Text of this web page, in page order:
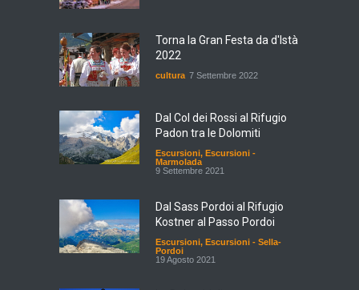
Torna la Gran Festa da d'Istà
2022
cultura 7 Settembre 2022
Dal Col dei Rossi al Rifugio
Padon tra le Dolomiti
Escursioni, Escursioni -
Marmolada
9 Settembre 2021
Dal Sass Pordoi al Rifugio
Kostner al Passo Pordoi
Escursioni, Escursioni - Sella-
Pordoi
19 Agosto 2021